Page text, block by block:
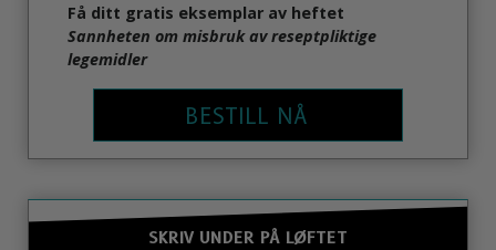
Få ditt gratis eksemplar av heftet
Sannheten om misbruk av reseptpliktige
legemidler
BESTILL NÅ
SKRIV UNDER PÅ LØFTET